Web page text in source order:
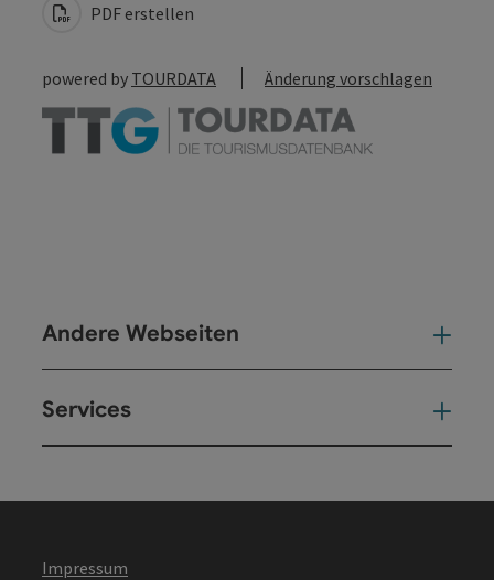
PDF erstellen
powered by TOURDATA Änderung vorschlagen
Andere Webseiten
Services
Impressum